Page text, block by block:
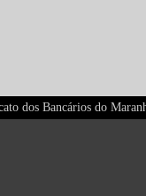
dos Bancários do